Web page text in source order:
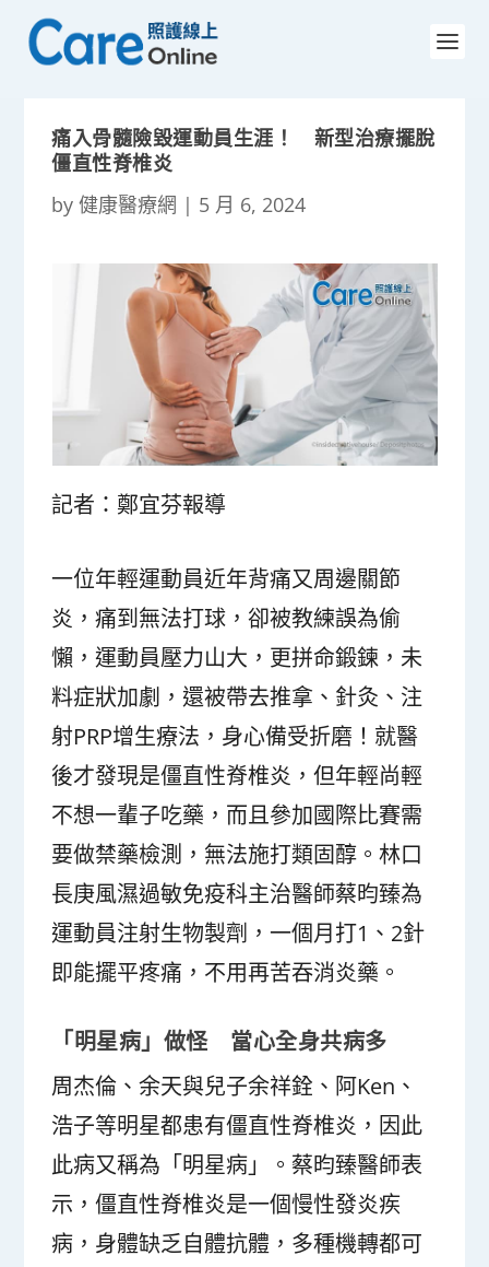
痛入骨髓險毀運動員生涯！ 新型治療擺脫
僵直性脊椎炎
by健康醫療網 | 5 月 6, 2024
記者：鄭宜芬報導
一位年輕運動員近年背痛又周邊關節
炎，痛到無法打球，卻被教練誤為偷
懶，運動員壓力山大，更拼命鍛鍊，未
料症狀加劇，還被帶去推拿、針灸、注
射PRP增生療法，身心備受折磨！就醫
後才發現是僵直性脊椎炎，但年輕尚輕
不想一輩子吃藥，而且參加國際比賽需
要做禁藥檢測，無法施打類固醇。林口
長庚風濕過敏免疫科主治醫師蔡昀臻為
運動員注射生物製劑，一個月打1、2針
即能擺平疼痛，不用再苦吞消炎藥。
「明星病」做怪 當心全身共病多
周杰倫、余天與兒子余祥銓、阿Ken、
浩子等明星都患有僵直性脊椎炎，因此
此病又稱為「明星病」。蔡昀臻醫師表
示，僵直性脊椎炎是一個慢性發炎疾
病，身體缺乏自體抗體，多種機轉都可